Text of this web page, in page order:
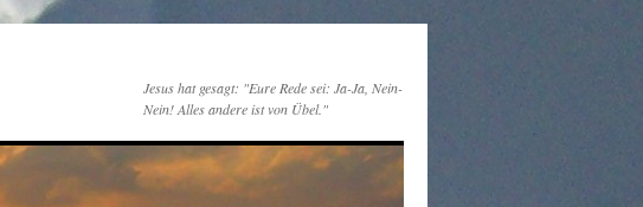
Jesus hat gesagt: "Eure Rede sei: Ja-Ja, Nein-
Nein! Alles andere ist von Übel."